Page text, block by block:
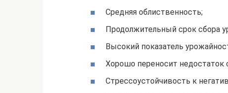
Средняя облиственность;
Продолжительный срок сбора
Высокий показатель
Хорошо переносит недостаток
Стрессоустойчивость к